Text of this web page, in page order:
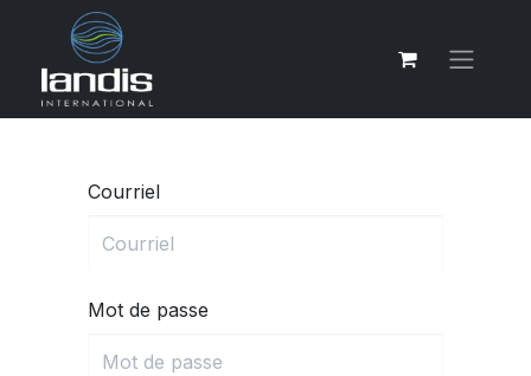
Courriel
Mot de passe